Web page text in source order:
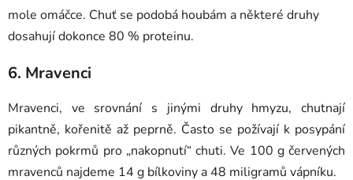
mole omáčce. Chuť se podobá houbám a některé druhy
dosahují dokonce 80 % proteinu.
6. Mravenci
Mravenci, ve srovnání s jinými druhy hmyzu, chutnají
pikantně, kořenitě až peprně. Často se požívají k posypání
různých pokrmů pro „nakopnutí“ chuti. Ve 100 g červených
mravenců najdeme 14 g bílkoviny a 48 miligramů vápníku.